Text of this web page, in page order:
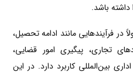
داشته باشد.
در فرآیندهایی مانند ادامه تحصیل،
تجاری، پیگیری امور قضایی،
بین‌المللی کاربرد دارد. در این